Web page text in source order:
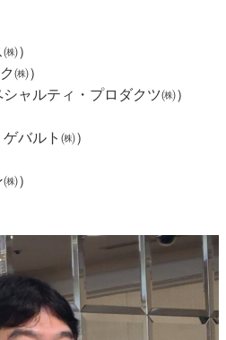
）
㈱）
ャルティ・プロダクツ㈱）
バルト㈱）
）